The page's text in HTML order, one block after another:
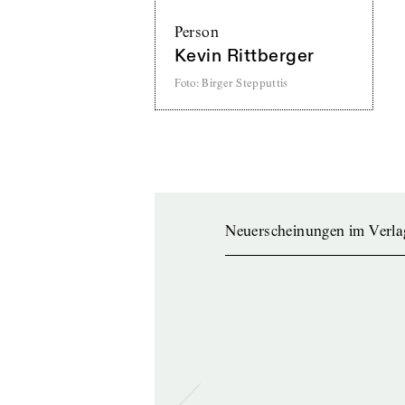
Person
Kevin Rittberger
Foto: Birger Stepputtis
Neuerscheinungen im